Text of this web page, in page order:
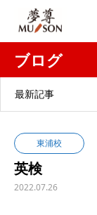
ブログ
最新記事
東浦校
英検
2022.07.26